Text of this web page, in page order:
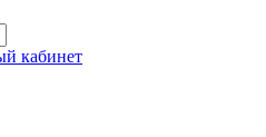
кабинет